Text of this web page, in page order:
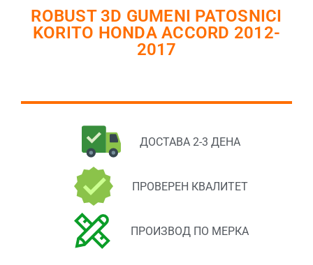
ROBUST 3D GUMENI PATOSNICI
KORITO HONDA ACCORD 2012-
2017
ДОСТАВА 2-3 ДЕНА
ПРОВЕРЕН КВАЛИТЕТ
ПРОИЗВОД ПО МЕРКА